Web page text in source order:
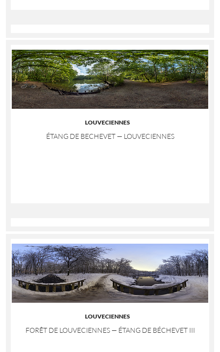
LOUVECIENNES
ÉTANG DE BECHEVET — LOUVECIENNES
LOUVECIENNES
FORÊT DE LOUVECIENNES — ÉTANG DE BÉCHEVET III